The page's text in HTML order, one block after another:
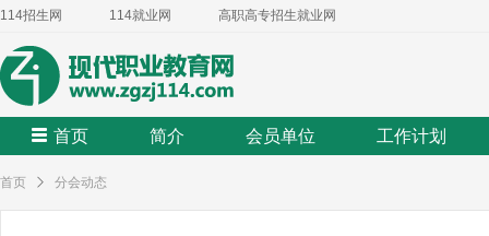
114招生网 114就业网 高职高专招生就业网
首页 简介 会员单位 工作计划
首页 分会动态